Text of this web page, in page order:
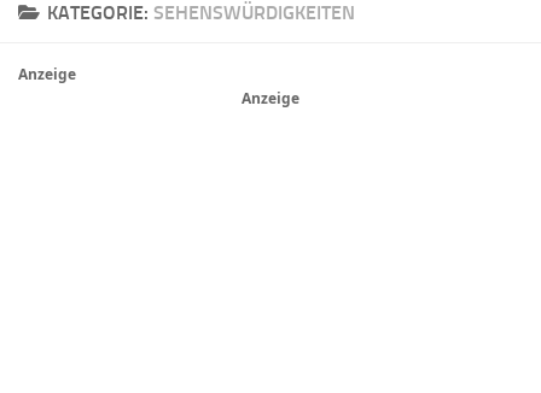
KATEGORIE: SEHENSWÜRDIGKEITEN
Anzeige
Anzeige